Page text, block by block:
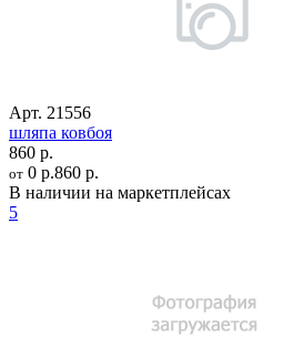
Арт. 21556
шляпа ковбоя
860 р.
от 0 р.860 р.
В наличии на маркетплейсах
5